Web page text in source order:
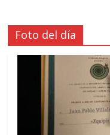
Foto del día